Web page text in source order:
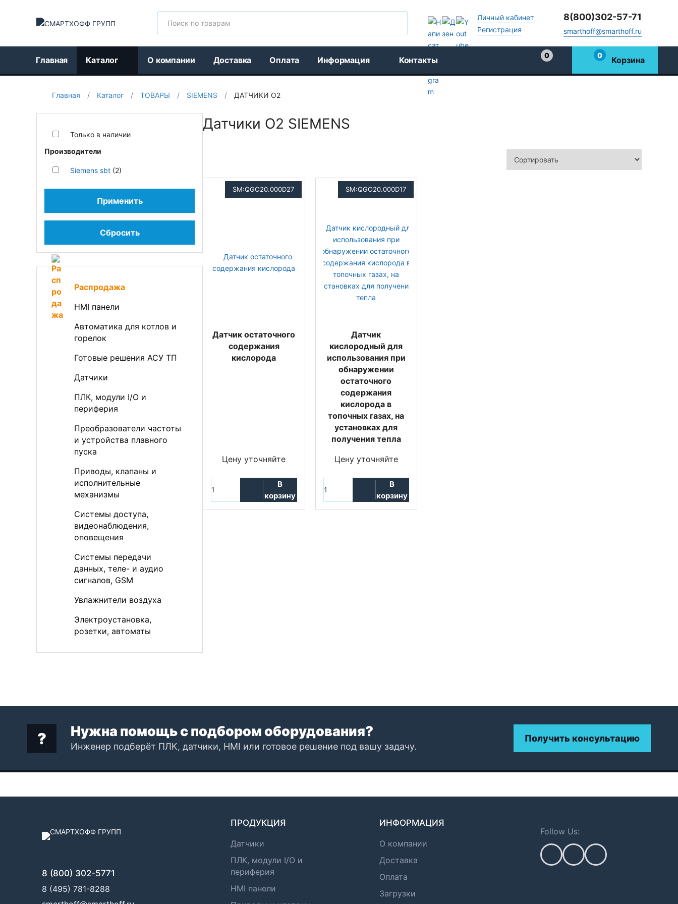
Личный кабинет
Регистрация
8(800)302-57-71
smarthoff@smarthoff.ru
Главная Каталог О компании Доставка Оплата Информация Контакты
0
0 Корзина
Главная / Каталог / ТОВАРЫ / SIEMENS / ДАТЧИКИ O2
Только в наличии
Производители
Siemens sbt (2)
Применить
Сбросить
Распродажа
HMI панели
Автоматика для котлов и
горелок
Готовые решения АСУ ТП
Датчики
ПЛК, модули I/O и
периферия
Преобразователи частоты
и устройства плавного
пуска
Приводы, клапаны и
исполнительные
механизмы
Системы доступа,
видеонаблюдения,
оповещения
Системы передачи
данных, теле- и аудио
сигналов, GSM
Увлажнители воздуха
Электроустановка,
розетки, автоматы
Датчики O2 SIEMENS
SM:QGO20.000D27
Датчик остаточного
содержания
кислорода
Цену уточняйте
В
корзину
SM:QGO20.000D17
Датчик
кислородный для
использования при
обнаружении
остаточного
содержания
кислорода в
топочных газах, на
установках для
получения тепла
Цену уточняйте
В
корзину
Нужна помощь с подбором оборудования?
Инженер подберёт ПЛК, датчики, HMI или готовое решение под вашу задачу.
Получить консультацию
8 (800) 302-5771
8 (495) 781-8288
ПРОДУКЦИЯ
Датчики
ПЛК, модули I/O и
периферия
HMI панели
ИНФОРМАЦИЯ
О компании
Доставка
Оплата
Загрузки
Follow Us: